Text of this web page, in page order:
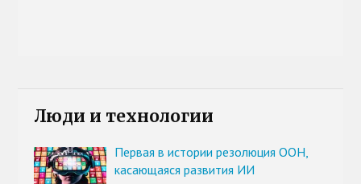
Люди и технологии
Первая в истории резолюция ООН,
касающаяся развития ИИ